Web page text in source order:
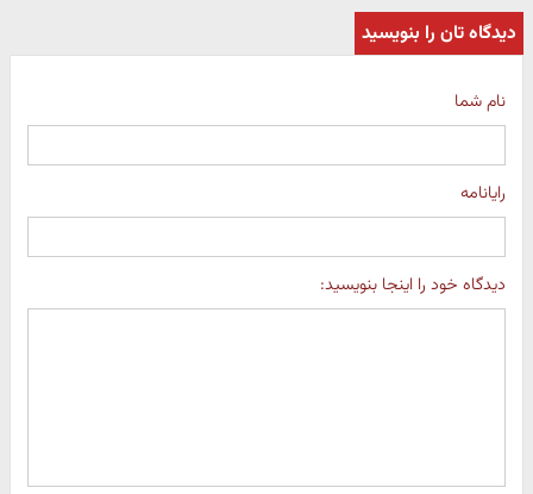
دیدگاه تان را بنویسید
نام شما
رایانامه
دیدگاه خود را اینجا بنویسید: